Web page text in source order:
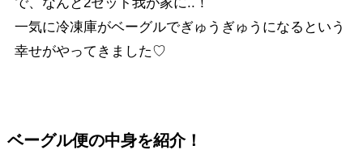
一気に冷凍庫がベーグルでぎゅうぎゅうになるという
幸せがやってきました♡
ベーグル便の中身を紹介！